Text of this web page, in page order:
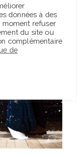
données à des
refuser
du site ou
complémentaire
de